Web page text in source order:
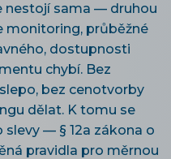
nestojí sama — druhou
monitoring, průběžné
dostupnosti
chybí. Bez
bez cenotvorby
dělat. K tomu se
— § 12a zákona o
pravidla pro měrnou